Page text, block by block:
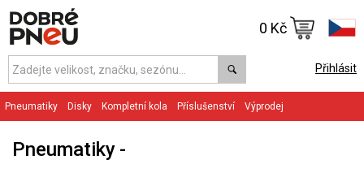
Přihlásit
0 Kč
Pneumatiky Disky Kompletní kola Příslušenství Výprodej
Pneumatiky